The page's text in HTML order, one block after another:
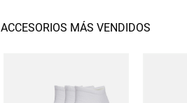
ACCESORIOS MÁS VENDIDOS